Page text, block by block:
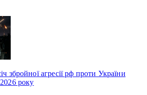
збройної агресії рф проти України
року